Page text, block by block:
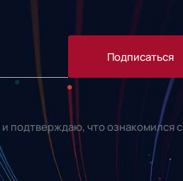
Подписаться
и подтверждаю, что ознакомился с